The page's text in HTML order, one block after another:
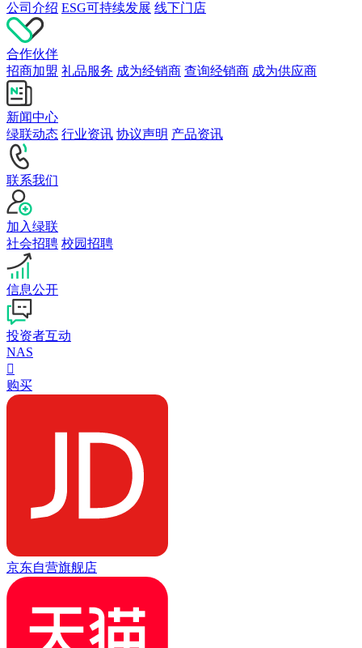
公司介绍 ESG可持续发展 线下门店
合作伙伴
招商加盟 礼品服务 成为经销商 查询经销商 成为供应商
新闻中心
绿联动态 行业资讯 协议声明 产品资讯
联系我们
加入绿联
社会招聘 校园招聘
信息公开
投资者互动
NAS

购买
京东自营旗舰店